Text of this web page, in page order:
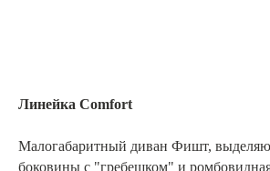
Линейка Comfort
Малогабаритный диван Фишт,
боковины с "гребешком" и ромбовидная